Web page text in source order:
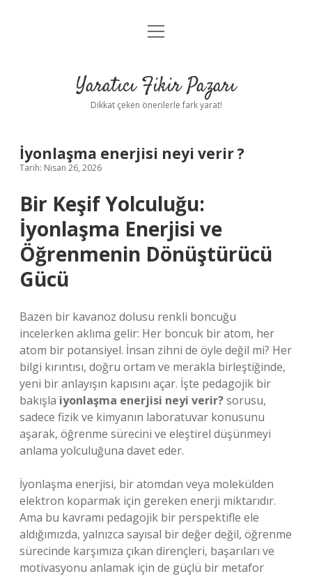
Anasayfa
Yasal Uyarı
menüyü
Yaratıcı Fikir Pazarı
Dikkat çeken önerilerle fark yarat!
İyonlaşma enerjisi neyi verir ?
Tarih: Nisan 26, 2026
Bir Keşif Yolculuğu:
İyonlaşma Enerjisi ve
Öğrenmenin Dönüştürücü
Gücü
Bazen bir kavanoz dolusu renkli boncuğu
incelerken aklıma gelir: Her boncuk bir atom, her
atom bir potansiyel. İnsan zihni de öyle değil mi? Her
bilgi kırıntısı, doğru ortam ve merakla birleştiğinde,
yeni bir anlayışın kapısını açar. İşte pedagojik bir
bakışla iyonlaşma enerjisi neyi verir?sorusu,
sadece fizik ve kimyanın laboratuvar konusunu
aşarak, öğrenme sürecini ve eleştirel düşünmeyi
anlama yolculuğuna davet eder.
İyonlaşma enerjisi, bir atomdan veya molekülden
elektron koparmak için gereken enerji miktarıdır.
Ama bu kavramı pedagojik bir perspektifle ele
aldığımızda, yalnızca sayısal bir değer değil, öğrenme
sürecinde karşımıza çıkan dirençleri, başarıları ve
motivasyonu anlamak için de güçlü bir metafor